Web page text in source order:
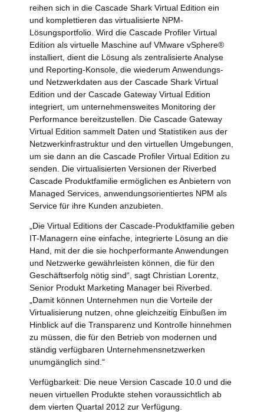
reihen sich in die Cascade Shark Virtual Edition ein
und komplettieren das virtualisierte NPM-
Lösungsportfolio. Wird die Cascade Profiler Virtual
Edition als virtuelle Maschine auf VMware vSphere®
installiert, dient die Lösung als zentralisierte Analyse
und Reporting-Konsole, die wiederum Anwendungs-
und Netzwerkdaten aus der Cascade Shark Virtual
Edition und der Cascade Gateway Virtual Edition
integriert, um unternehmensweites Monitoring der
Performance bereitzustellen. Die Cascade Gateway
Virtual Edition sammelt Daten und Statistiken aus der
Netzwerkinfrastruktur und den virtuellen Umgebungen,
um sie dann an die Cascade Profiler Virtual Edition zu
senden. Die virtualisierten Versionen der Riverbed
Cascade Produktfamilie ermöglichen es Anbietern von
Managed Services, anwendungsorientiertes NPM als
Service für ihre Kunden anzubieten.
„Die Virtual Editions der Cascade-Produktfamilie geben
IT-Managern eine einfache, integrierte Lösung an die
Hand, mit der die sie hochperformante Anwendungen
und Netzwerke gewährleisten können, die für den
Geschäftserfolg nötig sind“, sagt Christian Lorentz,
Senior Produkt Marketing Manager bei Riverbed.
„Damit können Unternehmen nun die Vorteile der
Virtualisierung nutzen, ohne gleichzeitig Einbußen im
Hinblick auf die Transparenz und Kontrolle hinnehmen
zu müssen, die für den Betrieb von modernen und
ständig verfügbaren Unternehmensnetzwerken
unumgänglich sind.“
Verfügbarkeit: Die neue Version Cascade 10.0 und die
neuen virtuellen Produkte stehen voraussichtlich ab
dem vierten Quartal 2012 zur Verfügung.